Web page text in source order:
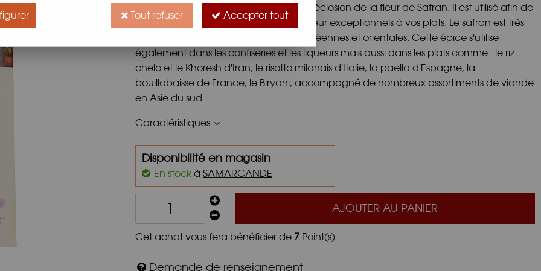
Le safran est une épice provenant de l'éclosion de la fleur de Safran. Il est utilisé afin de
donner un goût, un arôme et une couleur exceptionnels à vos plats. Le safran est très
utilisé dans les cuisines indiennes, européennes et orientales. Cette épice s'utilise
également dans les confiseries et les liqueurs mais aussi dans les plats comme : le riz
chelo et le Khoresh d'Iran, le risotto milanais d'Italie, la paëlla d'Espagne, la
bouillabaisse de France, le Biryani, accompagné de nombreux assortiments de viande
en Asie du sud.
Caractéristiques
Disponibilité en magasin
En stock à SAMARCANDE
AJOUTER AU PANIER
Cet achat vous fera bénéficier de 7 Point(s)
Demande de renseignement
Tout refuser Accepter tout